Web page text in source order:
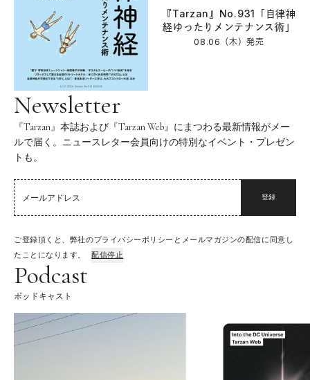
『Tarzan』No.931「自律神
経ゆったりメンテナンス術」
08.06（木）発売
Newsletter
『Tarzan』本誌および『Tarzan Web』にまつわる最新情報がメー
ルで届く。ニュースレター会員向けの特別なイベント・プレゼン
トも。
登録
ご登録頂くと、弊社のプライバシーポリシーとメールマガジンの配信に同意し
たことになります。
配信停止
Podcast
ポッドキャスト